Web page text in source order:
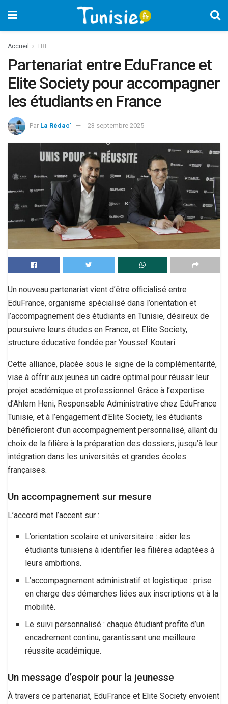
Accueil TRE
Partenariat entre EduFrance et
Elite Society pour accompagner
les étudiants en France
Par La Rédac' 23 septembre 2025
Un nouveau partenariat vient d’être officialisé entre
EduFrance, organisme spécialisé dans l’orientation et
l’accompagnement des étudiants en Tunisie, désireux de
poursuivre leurs études en France, et Elite Society,
structure éducative fondée par Youssef Koutari.
Cette alliance, placée sous le signe de la complémentarité,
vise à offrir aux jeunes un cadre optimal pour réussir leur
projet académique et professionnel. Grâce à l’expertise
d’Ahlem Heni, Responsable Administrative chez EduFrance
Tunisie, et à l’engagement d’Elite Society, les étudiants
bénéficieront d’un accompagnement personnalisé, allant du
choix de la filière à la préparation des dossiers, jusqu’à leur
intégration dans les universités et grandes écoles
françaises.
Un accompagnement sur mesure
L’accord met l’accent sur :
L’orientation scolaire et universitaire : aider les
étudiants tunisiens à identifier les filières adaptées à
leurs ambitions.
L’accompagnement administratif et logistique : prise
en charge des démarches liées aux inscriptions et à la
mobilité.
Le suivi personnalisé : chaque étudiant profite d’un
encadrement continu, garantissant une meilleure
réussite académique.
Un message d’espoir pour la jeunesse
À travers ce partenariat, EduFrance et Elite Society envoient